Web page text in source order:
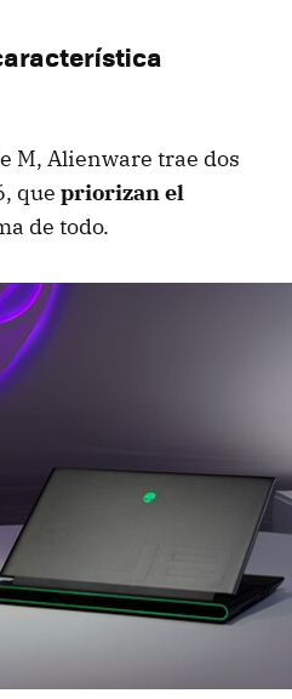
M, Alienware trae dos
que priorizan el
de todo.